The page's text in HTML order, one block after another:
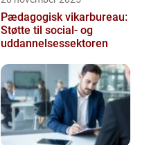
Pædagogisk vikarbureau:
Støtte til social- og
uddannelsessektoren